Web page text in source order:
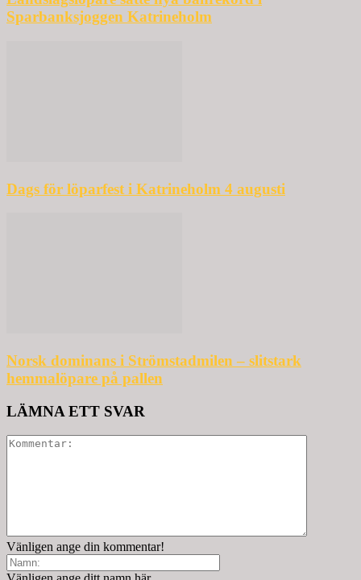
Sparbanksjoggen Katrineholm
Dags för löparfest i Katrineholm 4 augusti
Norsk dominans i Strömstadmilen – slitstark
hemmalöpare på pallen
LÄMNA ETT SVAR
Vänligen ange din kommentar!